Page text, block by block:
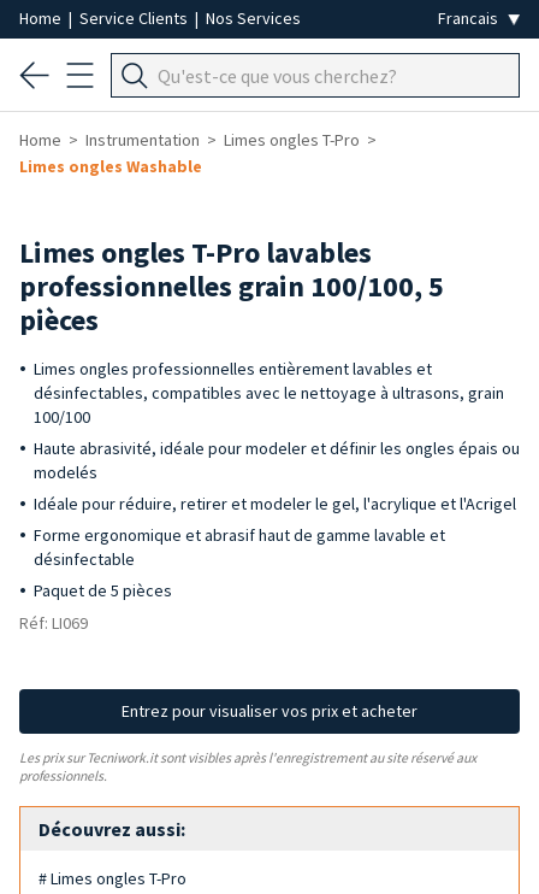
Home | Service Clients | Nos Services
Home Instrumentation
Limes ongles T-Pro
Limes ongles Washable
Limes ongles T-Pro lavables
professionnelles grain 100/100, 5
pièces
Limes ongles professionnelles entièrement lavables et
désinfectables, compatibles avec le nettoyage à ultrasons, grain
100/100
Haute abrasivité, idéale pour modeler et définir les ongles épais ou
modelés
Idéale pour réduire, retirer et modeler le gel, l'acrylique et l'Acrigel
Forme ergonomique et abrasif haut de gamme lavable et
désinfectable
Paquet de 5 pièces
Réf: LI069
Entrez pour visualiser vos prix et acheter
Les prix sur Tecniwork.it sont visibles après l'enregistrement au site réservé aux
professionnels.
Découvrez aussi:
# Limes ongles T-Pro